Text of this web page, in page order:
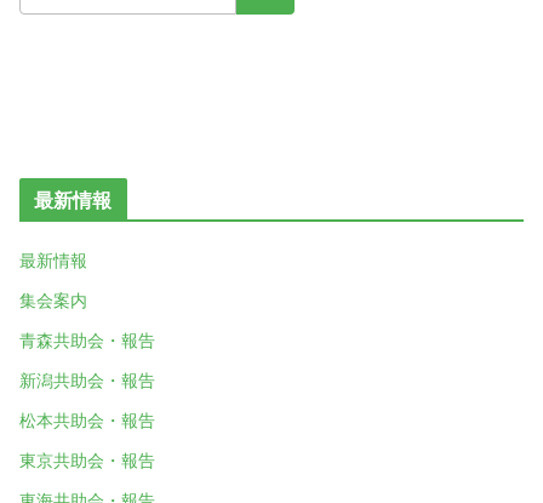
最新情報
最新情報
集会案内
青森共助会・報告
新潟共助会・報告
松本共助会・報告
東京共助会・報告